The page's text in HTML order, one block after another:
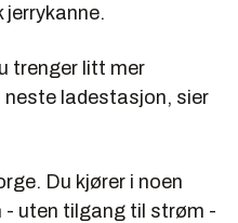
jerrykanne.
trenger litt mer
neste ladestasjon, sier
Du kjører i noen
- uten tilgang til strøm -